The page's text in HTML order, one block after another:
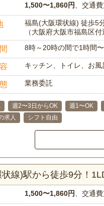
1,500〜1,860円 、交通
福島(大阪環状線) 徒歩5
（大阪府大阪市福島区付
8時～20時の間で1時間
キッチン、トイレ、お
業務委託
週2〜3日からOK 週1〜OK
求人
シフト自由
線)駅から徒歩9分！
1,500〜1,860円 、交通